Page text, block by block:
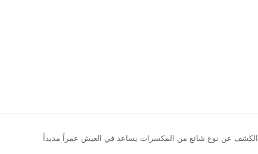
الكشف عن نوع شائع من المكسرات يساعد في العيش عمراً مديداً